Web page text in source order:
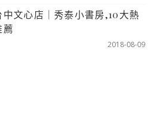
文心店｜秀泰小書房,10大熱
薦
2018-08-09